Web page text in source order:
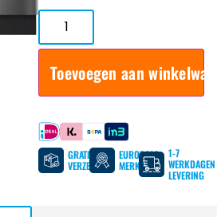
Toevoegen aan
Betaal met
GRATIS
VERZENDING
EUROPESE
MERKEN
1-7
WERKDAGEN
LEVERING